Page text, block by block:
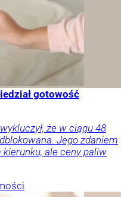
gotowość
że w ciągu 48
Jego zdaniem
ale ceny paliw